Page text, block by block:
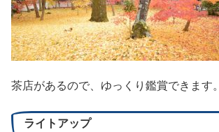
茶店があるので、ゆっくり鑑賞できます。
ライトアップ